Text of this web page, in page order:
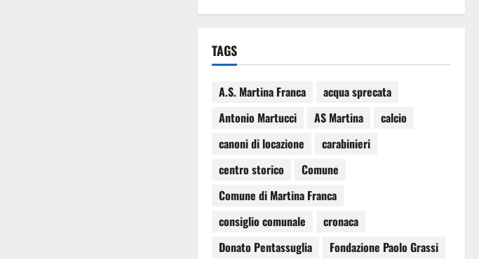
TAGS
A.S. Martina Franca
acqua sprecata
Antonio Martucci
AS Martina
calcio
canoni di locazione
carabinieri
centro storico
Comune
Comune di Martina Franca
consiglio comunale
cronaca
Donato Pentassuglia
Fondazione Paolo Grassi